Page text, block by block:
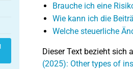
Brauche ich eine
Wie kann ich die
Welche steuerliche
Dieser Text bezieht sich
(2025): Other types of